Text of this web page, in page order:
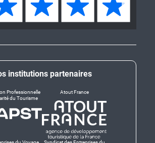
institutions partenaires
Professionnelle
du Tourisme
Atout France